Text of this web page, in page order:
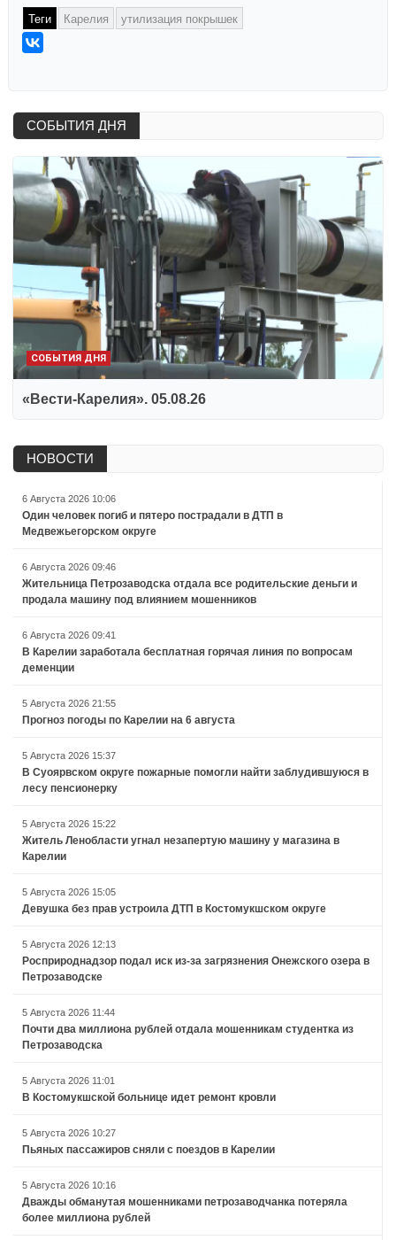
Теги Карелия утилизация покрышек
СОБЫТИЯ ДНЯ
СОБЫТИЯ ДНЯ
«Вести-Карелия». 05.08.26
НОВОСТИ
6 Августа 2026 10:06
Один человек погиб и пятеро пострадали в ДТП в
Медвежьегорском округе
6 Августа 2026 09:46
Жительница Петрозаводска отдала все родительские деньги и
продала машину под влиянием мошенников
6 Августа 2026 09:41
В Карелии заработала бесплатная горячая линия по вопросам
деменции
5 Августа 2026 21:55
Прогноз погоды по Карелии на 6 августа
5 Августа 2026 15:37
В Суоярвском округе пожарные помогли найти заблудившуюся в
лесу пенсионерку
5 Августа 2026 15:22
Житель Ленобласти угнал незапертую машину у магазина в
Карелии
5 Августа 2026 15:05
Девушка без прав устроила ДТП в Костомукшском округе
5 Августа 2026 12:13
Росприроднадзор подал иск из-за загрязнения Онежского озера в
Петрозаводске
5 Августа 2026 11:44
Почти два миллиона рублей отдала мошенникам студентка из
Петрозаводска
5 Августа 2026 11:01
В Костомукшской больнице идет ремонт кровли
5 Августа 2026 10:27
Пьяных пассажиров сняли с поездов в Карелии
5 Августа 2026 10:16
Дважды обманутая мошенниками петрозаводчанка потеряла
более миллиона рублей